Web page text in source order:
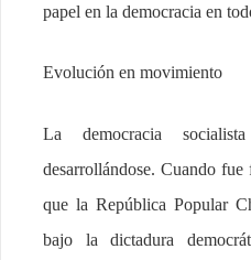
papel en la democracia en
Evolución en movimiento
La democracia
desarrollándose. Cuando
que la República Popular
bajo la dictadura